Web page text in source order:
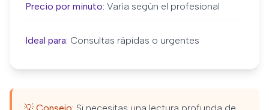
Precio por minuto: Varía según el profesional
Ideal para: Consultas rápidas o urgentes